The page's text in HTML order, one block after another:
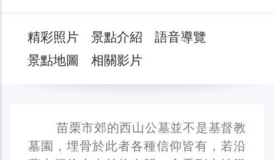
精彩照片 景點介紹
語音導覽
景點地圖
相關影片
苗栗市郊的西山公墓並不是基督教
墓園，埋骨於此者各種信仰皆有，若沿